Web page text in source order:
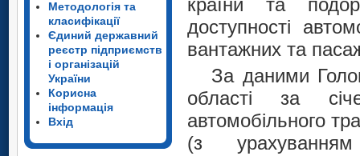
Методологія та
класифікації
Єдиний державний
реєстр підприємств
і організацій
України
Корисна
інформація
Вхід
країни та
доступності
вантажних та
За даними
області за
автомобільного
(з